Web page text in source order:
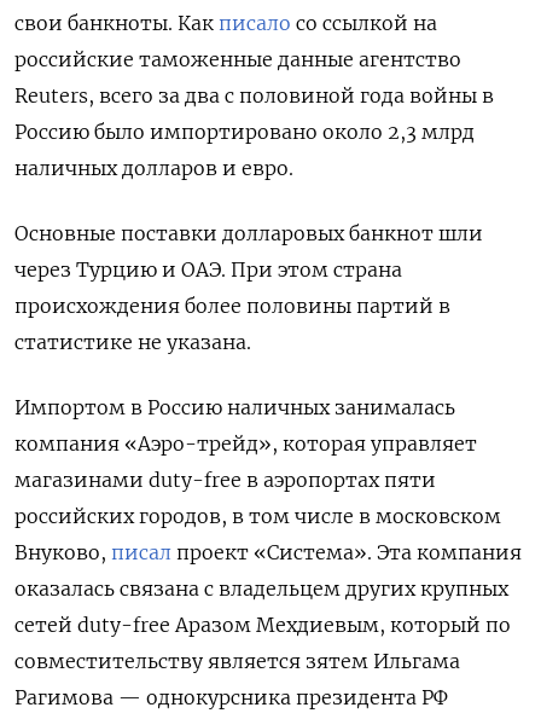
свои банкноты. Как писало со ссылкой на
российские таможенные данные агентство
Reuters, всего за два с половиной года войны в
Россию было импортировано около 2,3 млрд
наличных долларов и евро.
Основные поставки долларовых банкнот шли
через Турцию и ОАЭ. При этом страна
происхождения более половины партий в
статистике не указана.
Импортом в Россию наличных занималась
компания «Аэро-трейд», которая управляет
магазинами duty-free в аэропортах пяти
российских городов, в том числе в московском
Внуково, писал проект «Система». Эта компания
оказалась связана с владельцем других крупных
сетей duty-free Аразом Мехдиевым, который по
совместительству является зятем Ильгама
Рагимова — однокурсника президента РФ